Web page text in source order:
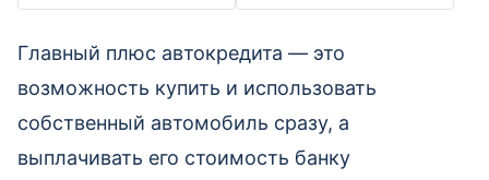
Главный плюс автокредита — это
возможность купить и использовать
собственный автомобиль сразу, а
выплачивать его стоимость банку